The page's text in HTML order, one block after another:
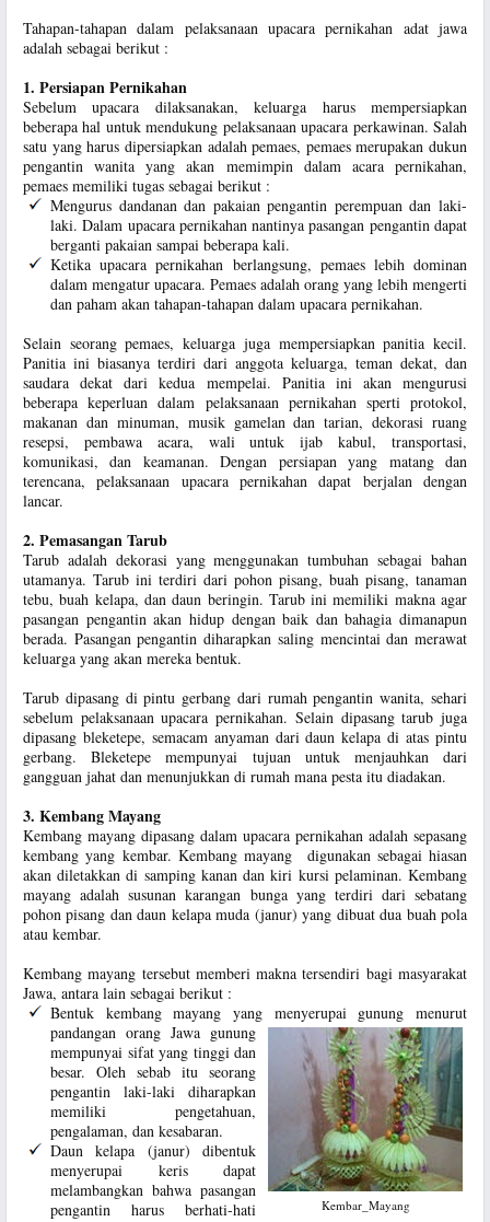
Tahapan-tahapan dalam pelaksanaan upacara pernikahan adat jawa
adalah sebagai berikut :
1. Persiapan Pernikahan
Sebelum upacara dilaksanakan, keluarga harus mempersiapkan
beberapa hal untuk mendukung pelaksanaan upacara perkawinan. Salah
satu yang harus dipersiapkan adalah pemaes, pemaes merupakan dukun
pengantin wanita yang akan memimpin dalam acara pernikahan,
pemaes memiliki tugas sebagai berikut :
Mengurus dandanan dan pakaian pengantin perempuan dan laki-
laki. Dalam upacara pernikahan nantinya pasangan pengantin dapat
berganti pakaian sampai beberapa kali.
Ketika upacara pernikahan berlangsung, pemaes lebih dominan
dalam mengatur upacara. Pemaes adalah orang yang lebih mengerti
dan paham akan tahapan-tahapan dalam upacara pernikahan.
Selain seorang pemaes, keluarga juga mempersiapkan panitia kecil.
Panitia ini biasanya terdiri dari anggota keluarga, teman dekat, dan
saudara dekat dari kedua mempelai. Panitia ini akan mengurusi
beberapa keperluan dalam pelaksanaan pernikahan sperti protokol,
makanan dan minuman, musik gamelan dan tarian, dekorasi ruang
resepsi, pembawa acara, wali untuk ijab kabul, transportasi,
komunikasi, dan keamanan. Dengan persiapan yang matang dan
terencana, pelaksanaan upacara pernikahan dapat berjalan dengan
lancar.
2. Pemasangan Tarub
Tarub adalah dekorasi yang menggunakan tumbuhan sebagai bahan
utamanya. Tarub ini terdiri dari pohon pisang, buah pisang, tanaman
tebu, buah kelapa, dan daun beringin. Tarub ini memiliki makna agar
pasangan pengantin akan hidup dengan baik dan bahagia dimanapun
berada. Pasangan pengantin diharapkan saling mencintai dan merawat
keluarga yang akan mereka bentuk.
Tarub dipasang di pintu gerbang dari rumah pengantin wanita, sehari
sebelum pelaksanaan upacara pernikahan. Selain dipasang tarub juga
dipasang bleketepe, semacam anyaman dari daun kelapa di atas pintu
gerbang. Bleketepe mempunyai tujuan untuk menjauhkan dari
gangguan jahat dan menunjukkan di rumah mana pesta itu diadakan.
3. Kembang Mayang
Kembang mayang dipasang dalam upacara pernikahan adalah sepasang
kembang yang kembar. Kembang mayang digunakan sebagai hiasan
akan diletakkan di samping kanan dan kiri kursi pelaminan. Kembang
mayang adalah susunan karangan bunga yang terdiri dari sebatang
pohon pisang dan daun kelapa muda (janur) yang dibuat dua buah pola
atau kembar.
Kembang mayang tersebut memberi makna tersendiri bagi masyarakat
Jawa, antara lain sebagai berikut :
Bentuk kembang mayang yang menyerupai gunung menurut
pandangan orang Jawa gunung
Kembar_Mayang
mempunyai sifat yang tinggi dan
besar. Oleh sebab itu seorang
pengantin laki-laki diharapkan
memiliki pengetahuan,
pengalaman, dan kesabaran.
Daun kelapa (janur) dibentuk
menyerupai keris dapat
melambangkan bahwa pasangan
pengantin harus berhati-hati